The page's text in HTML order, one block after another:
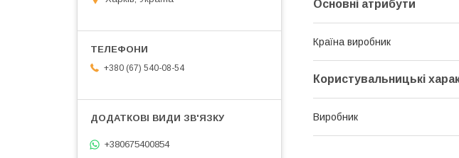
Основні атрибути
Країна виробник
Користувальницькі
Виробник
+380 (67) 540-08-54
+380675400854